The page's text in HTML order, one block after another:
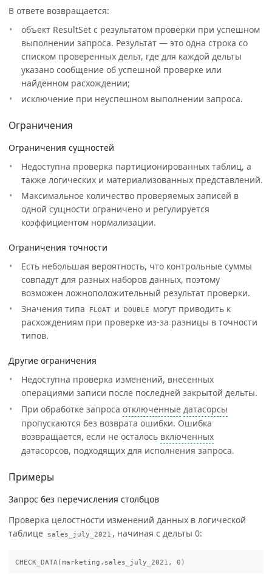
В ответе возвращается:
объект ResultSet с результатом проверки при успешном
выполнении запроса. Результат — это одна строка со
списком проверенных дельт, где для каждой дельты
указано сообщение об успешной проверке или
найденном расхождении;
исключение при неуспешном выполнении запроса.
Ограничения
Ограничения сущностей
Недоступна проверка партиционированных таблиц, а
также логических и материализованных представлений.
Максимальное количество проверяемых записей в
одной сущности ограничено и регулируется
коэффициентом нормализации.
Ограничения точности
Есть небольшая вероятность, что контрольные суммы
совпадут для разных наборов данных, поэтому
возможен ложноположительный результат проверки.
Значения типа
FLOAT и DOUBLE
могут приводить к
расхождениям при проверке из-за разницы в точности
типов.
Другие ограничения
Недоступна проверка изменений, внесенных
операциями записи после последней закрытой дельты.
При обработке запроса отключенные датасорсы
пропускаются без возврата ошибки. Ошибка
возвращается, если не осталось включенных
датасорсов, подходящих для исполнения запроса.
Примеры
Запрос без перечисления столбцов
Проверка целостности изменений данных в логической
таблице
sales_july_2021 , начиная с дельты 0:
CHECK_DATA (marketing . sales_july_2021 , 0 )